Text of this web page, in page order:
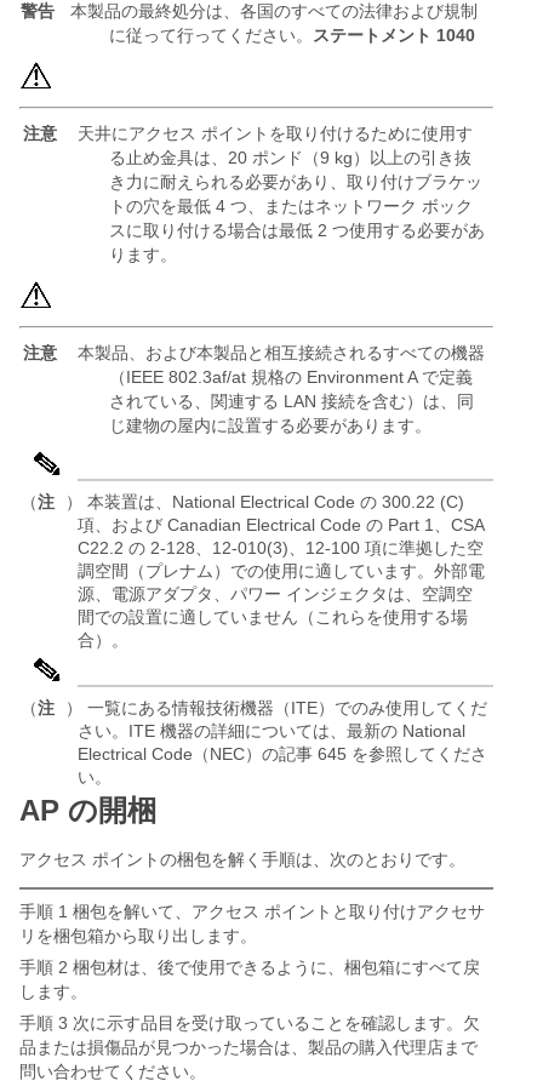
警告
本製品の最終処分は、各国のすべての法律および規制
に従って行ってください。
ステートメント 1040
注意
天井にアクセス ポイントを取り付けるために使用す
る止め金具は、20 ポンド（9 kg）以上の引き抜
き力に耐えられる必要があり、取り付けブラケッ
トの穴を最低 4 つ、またはネットワーク ボック
スに取り付ける場合は最低 2 つ使用する必要があ
ります。
注意
本製品、および本製品と相互接続されるすべての機器
（IEEE 802.3af/at 規格の Environment A で定義
されている、関連する LAN 接続を含む）は、同
じ建物の屋内に設置する必要があります。
（注
） 本装置は、National Electrical Code の 300.22 (C)
項、および Canadian Electrical Code の Part 1、CSA
C22.2 の 2-128、12-010(3)、12-100 項に準拠した空
調空間（プレナム）での使用に適しています。外部電
源、電源アダプタ、パワー インジェクタは、空調空
間での設置に適していません（これらを使用する場
合）。
（注
） 一覧にある情報技術機器（ITE）でのみ使用してくだ
さい。ITE 機器の詳細については、最新の National
Electrical Code（NEC）の記事 645 を参照してくださ
い。
AP の開梱
アクセス ポイントの梱包を解く手順は、次のとおりです。
手順 1 梱包を解いて、アクセス ポイントと取り付けアクセサ
リを梱包箱から取り出します。
手順 2 梱包材は、後で使用できるように、梱包箱にすべて戻
します。
手順 3 次に示す品目を受け取っていることを確認します。欠
品または損傷品が見つかった場合は、製品の購入代理店まで
問い合わせてください。